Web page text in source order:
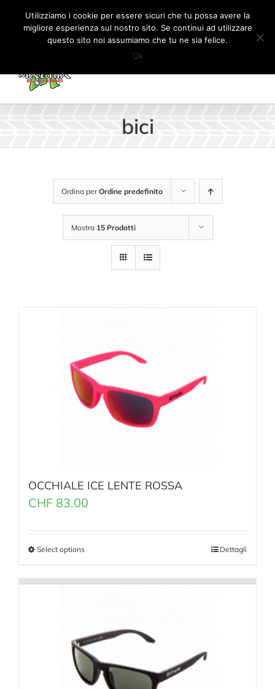
Salta
contenuto
Il mio account CARRELLO
bici
Ordina perOrdine predefinito
Mostra 15 Prodotti
OCCHIALE ICE LENTE ROSSA
CHF 83.00
Select options Dettagli
Utilizziamo i cookie per essere sicuri che tu possa avere la
migliore esperienza sul nostro sito. Se continui ad utilizzare
questo sito noi assumiamo che tu ne sia felice.
Ok